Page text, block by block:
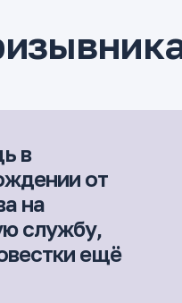
в
от
на
службу,
ещё